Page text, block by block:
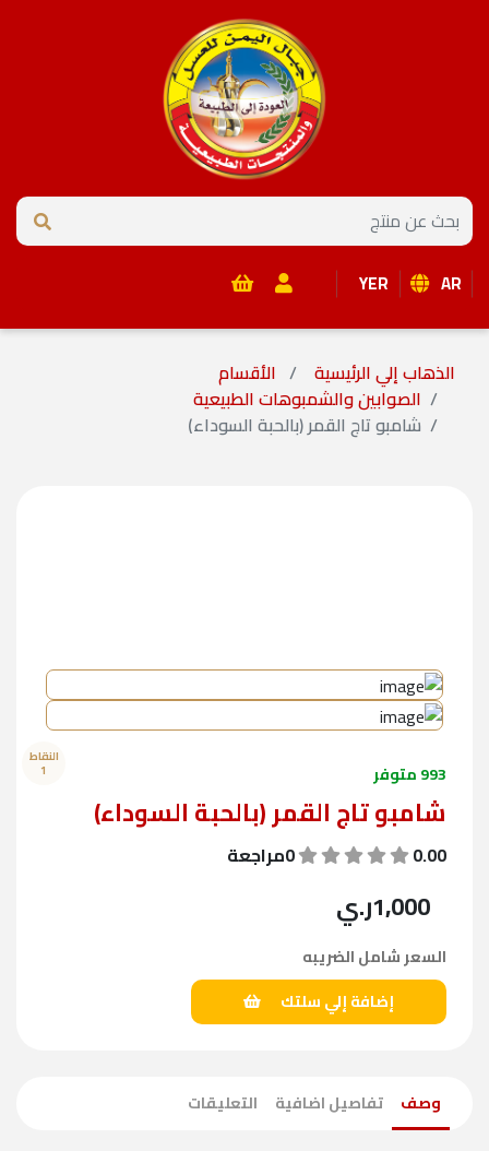
AR
YER
الذهاب إلي الرئيسية
الأقسام
الصوابين والشمبوهات الطبيعية
شامبو تاج القمر (بالحبة السوداء)
النقاط
1 993 متوفر
شامبو تاج القمر (بالحبة السوداء)
0.00 0مراجعة
1,000ر.ي
السعر شامل الضريبه
إضافة إلي سلتك
وصف تفاصيل اضافية التعليقات